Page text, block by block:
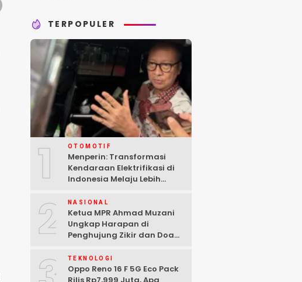
TERPOPULER
1 OTOMOTIF
Menperin: Transformasi
Kendaraan Elektrifikasi di
Indonesia Melaju Lebih
2 NASIONAL
Ketua MPR Ahmad Muzani
Ungkap Harapan di
Penghujung Zikir dan Doa
TEKNOLOGI
Oppo Reno 16 F 5G Eco Pack